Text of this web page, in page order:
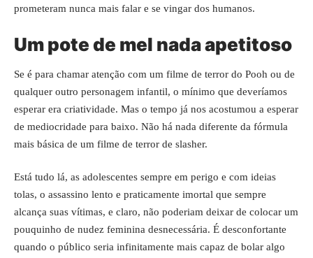
prometeram nunca mais falar e se vingar dos humanos.
Um pote de mel nada apetitoso
Se é para chamar atenção com um filme de terror do Pooh ou de
qualquer outro personagem infantil, o mínimo que deveríamos
esperar era criatividade. Mas o tempo já nos acostumou a esperar
de mediocridade para baixo. Não há nada diferente da fórmula
mais básica de um filme de terror de slasher.
Está tudo lá, as adolescentes sempre em perigo e com ideias
tolas, o assassino lento e praticamente imortal que sempre
alcança suas vítimas, e claro, não poderiam deixar de colocar um
pouquinho de nudez feminina desnecessária. É desconfortante
quando o público seria infinitamente mais capaz de bolar algo